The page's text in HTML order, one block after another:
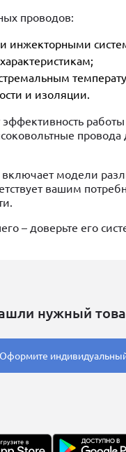
проводов:
инжекторными
и изоляции.
модели
вашим
– доверьте его
нужный
Оформите